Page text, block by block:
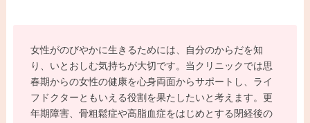
外来担当医
ひよこ館内のご案内
スタッフ紹介
女性がのびやかに生きるためには、自分のからだを知
り、いとおしむ気持ちが大切です。当クリニックでは思
春期からの女性の健康を心身両面からサポートし、ライ
フドクターともいえる役割を果たしたいと考えます。更
年期障害、骨粗鬆症や高脂血症をはじめとする閉経後の